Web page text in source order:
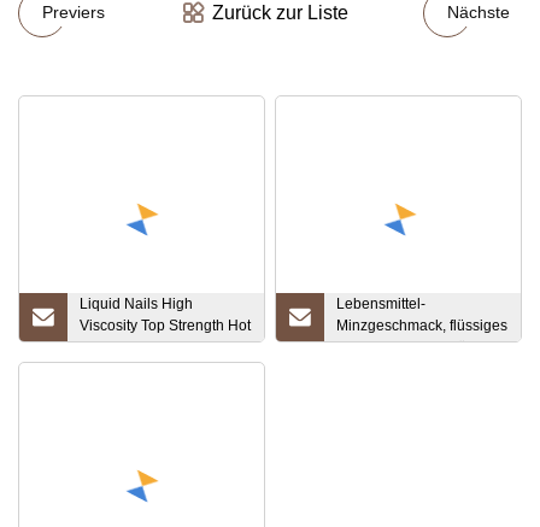
Previers Zurück zur Liste Nächste
Liquid Nails High
Viscosity Top Strength Hot
Sale-Produktzertifikat
bereitgestellt
Lebensmittel-
Minzgeschmack, flüssiges
Konzentrat Minze für